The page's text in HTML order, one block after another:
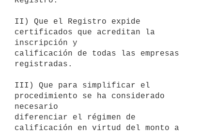
II) Que el Registro expide
certificados que acreditan la
inscripción y
calificación de todas las empresas
registradas.
III) Que para simplificar el
procedimiento se ha considerado
necesario
diferenciar el régimen de
calificación en virtud del monto a